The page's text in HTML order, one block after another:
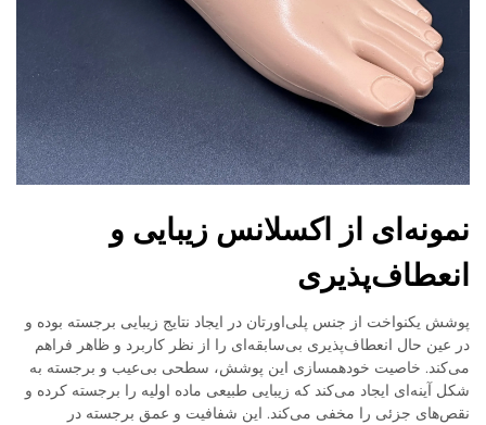
نمونه‌ای از اکسلانس زیبایی و
انعطاف‌پذیری
پوشش یکنواخت از جنس پلی‌اورتان در ایجاد نتایج زیبایی برجسته بوده و
در عین حال انعطاف‌پذیری بی‌سابقه‌ای را از نظر کاربرد و ظاهر فراهم
می‌کند. خاصیت خود‌همسازی این پوشش، سطحی بی‌عیب و برجسته به
شکل آینه‌ای ایجاد می‌کند که زیبایی طبیعی ماده اولیه را برجسته کرده و
نقص‌های جزئی را مخفی می‌کند. این شفافیت و عمق برجسته در